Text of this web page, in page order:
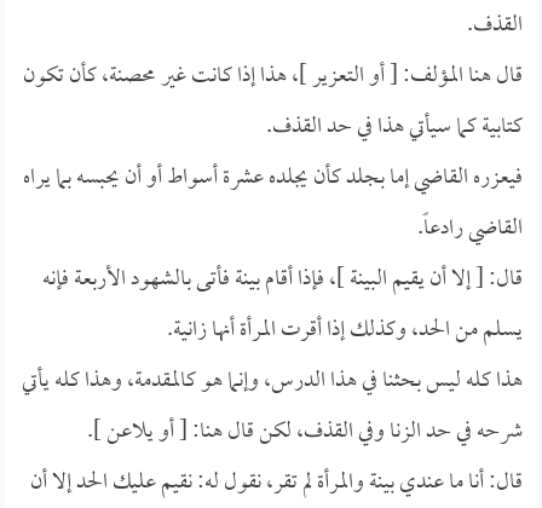
القذف.
قال هنا المؤلف: [ أو التعزير ]، هذا إذا كانت غير محصنة، كأن تكون
كتابية كما سيأتي هذا في حد القذف.
فيعزره القاضي إما بجلد كأن يجلده عشرة أسواط أو أن يحبسه بما يراه
القاضي رادعاً.
قال: [ إلا أن يقيم البينة ]، فإذا أقام بينة فأتى بالشهود الأربعة فإنه
يسلم من الحد، وكذلك إذا أقرت المرأة أنها زانية.
هذا كله ليس بحثنا في هذا الدرس، وإنما هو كالمقدمة، وهذا كله يأتي
شرحه في حد الزنا وفي القذف، لكن قال هنا: [ أو يلاعن ].
قال: أنا ما عندي بينة والمرأة لم تقر، نقول له: نقيم عليك الحد إلا أن